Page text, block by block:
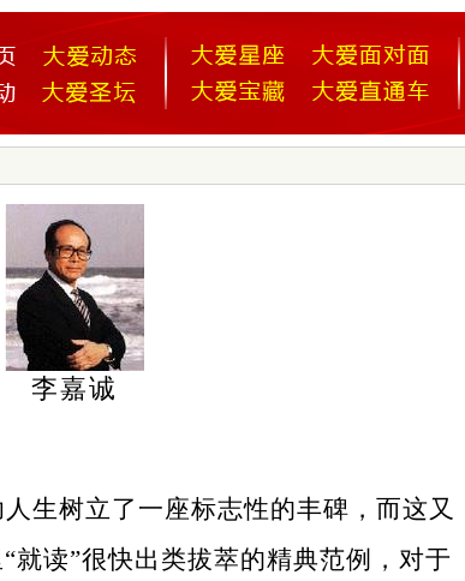
李嘉诚
生树立了一座标志性的丰碑，而这又
就读”很快出类拔萃的精典范例，对于